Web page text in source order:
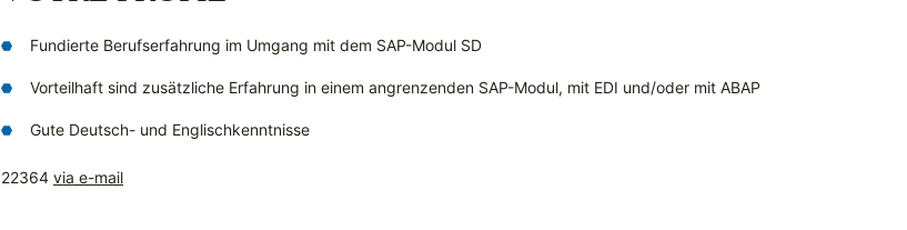
Fundierte Berufserfahrung im Umgang mit dem SAP-Modul SD
Vorteilhaft sind zusätzliche Erfahrung in einem angrenzenden SAP-Modul, mit EDI und/oder mit ABAP
Gute Deutsch- und Englischkenntnisse
22364 via e-mail